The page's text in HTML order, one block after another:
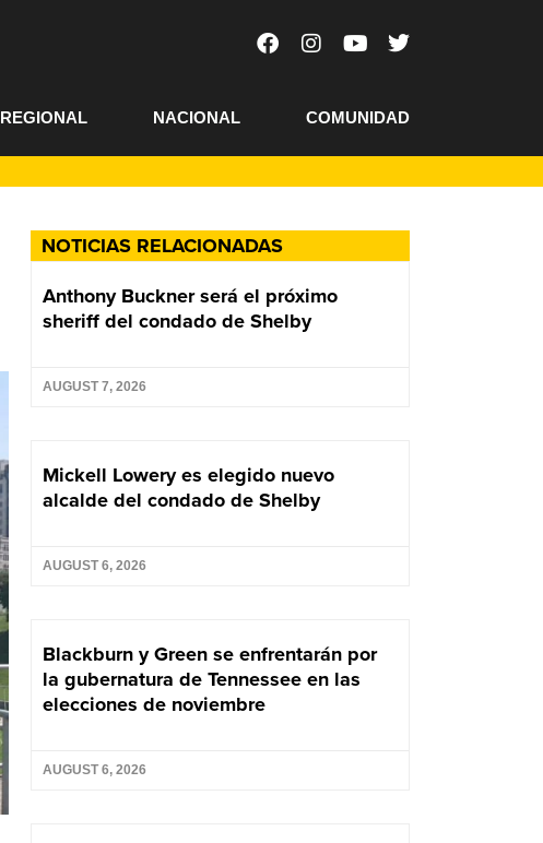
REGIONAL NACIONAL COMUNIDAD
NOTICIAS RELACIONADAS
Anthony Buckner será el próximo
sheriff del condado de Shelby
AUGUST 7, 2026
Mickell Lowery es elegido nuevo
alcalde del condado de Shelby
AUGUST 6, 2026
Blackburn y Green se enfrentarán por
la gubernatura de Tennessee en las
elecciones de noviembre
AUGUST 6, 2026